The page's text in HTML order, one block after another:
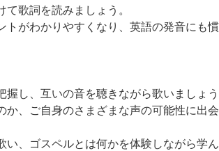
歌詞を読みましょう。
がわかりやすくなり、英語の発音にも
し、互いの音を聴きながら歌いましょう
、ご自身のさまざまな声の可能性に出会
、ゴスペルとは何かを体験しながら学ん